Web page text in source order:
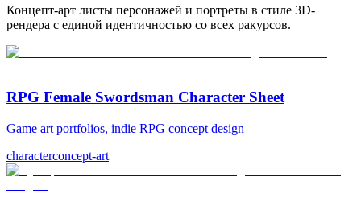
Концепт-арт листы персонажей и портреты в стиле 3D-
рендера с единой идентичностью со всех ракурсов.
RPG Female Swordsman Character Sheet
Game art portfolios, indie RPG concept design
characterconcept-art